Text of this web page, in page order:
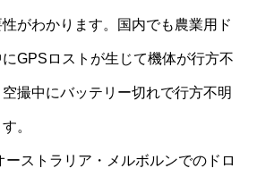
がわかります。国内でも農業用ド
GPSロストが生じて機体が行方不
撮中にバッテリー切れで行方不明
。
ストラリア・メルボルンでのドロ